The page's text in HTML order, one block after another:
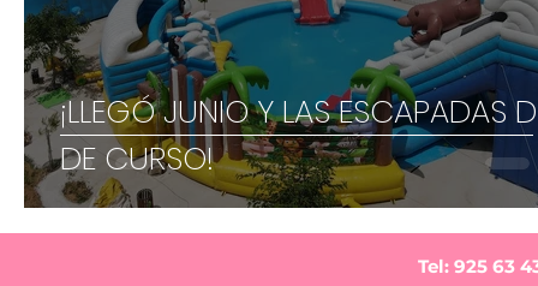
¡LLEGÓ JUNIO Y LAS ESCAPADAS
DE CURSO!
Tel: 925 63